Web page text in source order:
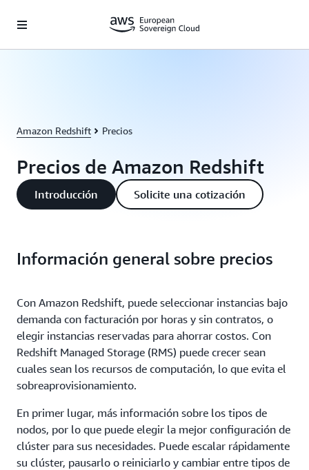
Amazon Redshift Precios
Precios de Amazon Redshift
Introducción Solicite una cotización
Información general sobre precios
Con Amazon Redshift, puede seleccionar instancias bajo
demanda con facturación por horas y sin contratos, o
elegir instancias reservadas para ahorrar costos. Con
Redshift Managed Storage (RMS) puede crecer sean
cuales sean los recursos de computación, lo que evita el
sobreaprovisionamiento.
En primer lugar, más información sobre los tipos de
nodos, por lo que puede elegir la mejor configuración de
clúster para sus necesidades. Puede escalar rápidamente
su clúster, pausarlo o reiniciarlo y cambiar entre tipos de